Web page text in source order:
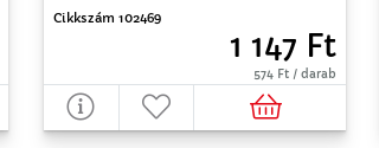
Cikkszám 102469
1 147 Ft
574 Ft / darab